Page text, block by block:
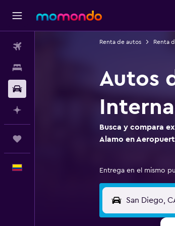
Renta de autos Renta
Autos
Busca y compara
Alamo en
Entrega en el mismo